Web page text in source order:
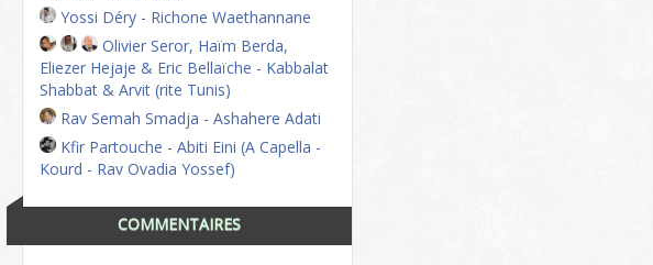
Yossi Déry - Richone Waethannane
Olivier Seror, Haïm Berda,
Eliezer Hejaje & Eric Bellaïche - Kabbalat
Shabbat & Arvit (rite Tunis)
Rav Semah Smadja - Ashahere Adati
Kfir Partouche - Abiti Eini (A Capella -
Kourd - Rav Ovadia Yossef)
COMMENTAIRES